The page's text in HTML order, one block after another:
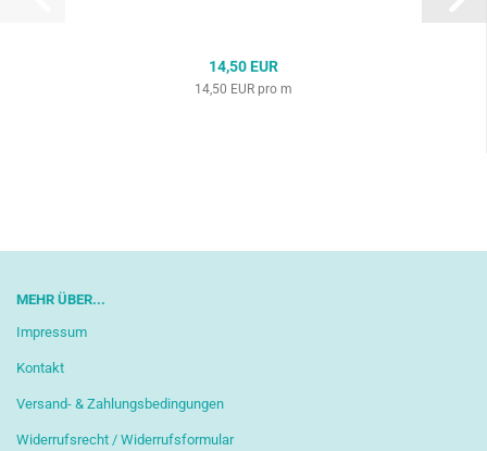
14,50 EUR
14,50 EUR pro m
MEHR ÜBER...
Impressum
Kontakt
Versand- & Zahlungsbedingungen
Widerrufsrecht / Widerrufsformular